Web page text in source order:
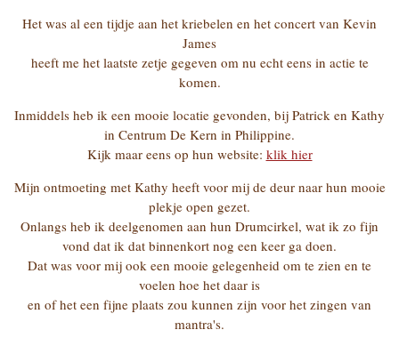
Het was al een tijdje aan het kriebelen en het concert van Kevin
James
heeft me het laatste zetje gegeven om nu echt eens in actie te
komen.
Inmiddels heb ik een mooie locatie gevonden, bij Patrick en Kathy
in Centrum De Kern in Philippine.
Kijk maar eens op hun website: klik hier
Mijn ontmoeting met Kathy heeft voor mij de deur naar hun mooie
plekje open gezet.
Onlangs heb ik deelgenomen aan hun Drumcirkel, wat ik zo fijn
vond dat ik dat binnenkort nog een keer ga doen.
Dat was voor mij ook een mooie gelegenheid om te zien en te
voelen hoe het daar is
en of het een fijne plaats zou kunnen zijn voor het zingen van
mantra's.